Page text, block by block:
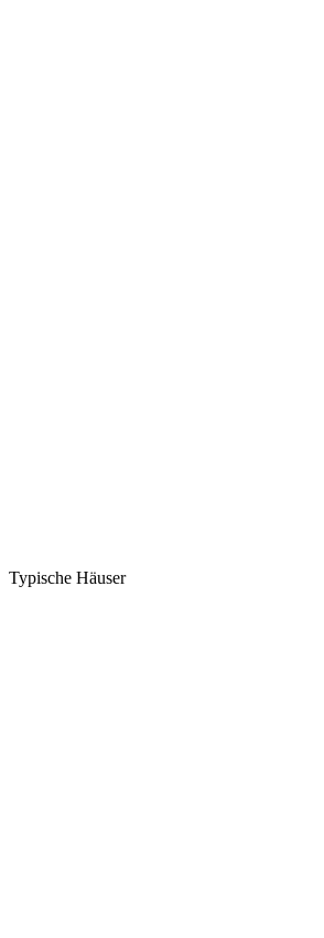
Typische Häuser